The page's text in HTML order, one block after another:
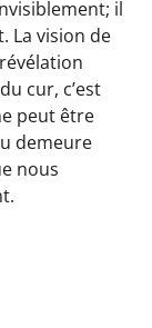
il
La vision de
cur, c’est
peut être
demeure
nous